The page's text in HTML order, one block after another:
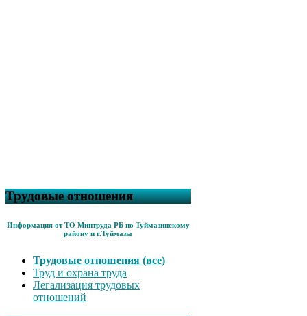
Трудовые отношения
Информация от ТО Минтруда РБ по Туймазинскому
району и г.Туймазы
Трудовые отношения (все)
Труд и охрана труда
Легализация трудовых
отношений